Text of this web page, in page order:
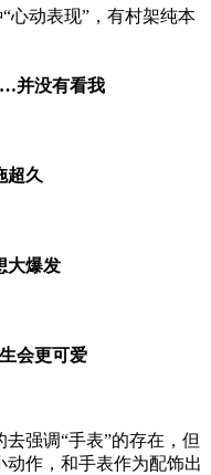
并没有看我
超久
大爆发
会更可爱
强调“手表”的存在，但
作，和手表作为配饰出